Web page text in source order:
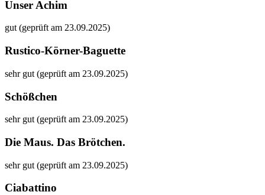
Unser Achim
gut (geprüft am 23.09.2025)
Rustico-Körner-Baguette
sehr gut (geprüft am 23.09.2025)
Schößchen
sehr gut (geprüft am 23.09.2025)
Die Maus. Das Brötchen.
sehr gut (geprüft am 23.09.2025)
Ciabattino